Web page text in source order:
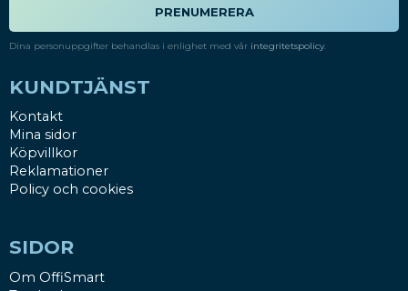
PRENUMERERA
Dina personuppgifter behandlas i enlighet med vår integritetspolicy.
KUNDTJÄNST
Kontakt
Mina sidor
Köpvillkor
Reklamationer
Policy och cookies
SIDOR
Om OffiSmart